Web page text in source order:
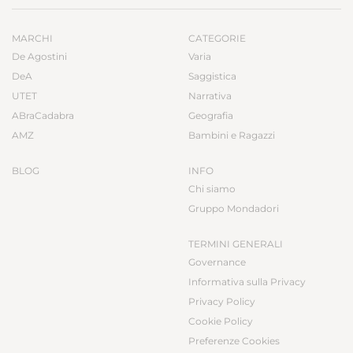
MARCHI
De Agostini
DeA
UTET
ABraCadabra
AMZ
BLOG
CATEGORIE
Varia
Saggistica
Narrativa
Geografia
Bambini e Ragazzi
INFO
Chi siamo
Gruppo Mondadori
TERMINI GENERALI
Governance
Informativa sulla Privacy
Privacy Policy
Cookie Policy
Preferenze Cookies